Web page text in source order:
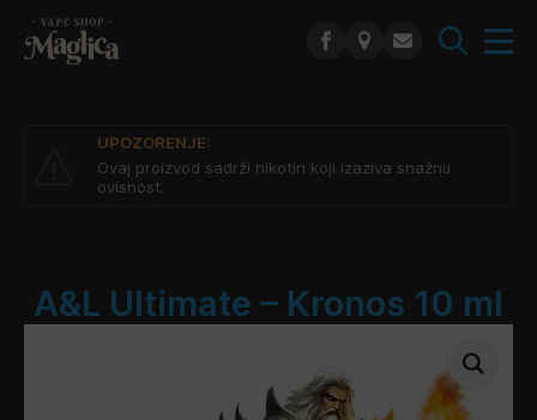
UPOZORENJE:
Ovaj proizvod sadrži nikotin koji izaziva snažnu
ovisnost.
A&L Ultimate – Kronos 10 ml